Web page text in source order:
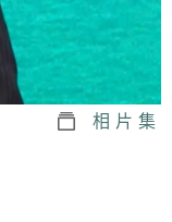
公園｜認
市設計｜
化身成防
相片集